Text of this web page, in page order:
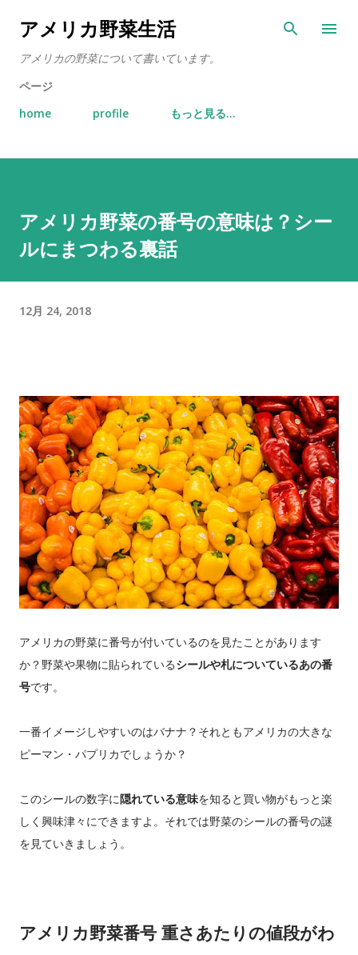
スキップしてメイン コンテンツに移動
アメリカ野菜生活
アメリカの野菜について書いています。
ページ
home
profile もっと見る…
アメリカ野菜の番号の意味は？シー
ルにまつわる裏話
12月 24, 2018
アメリカの野菜に番号が付いているのを見たことがあります
か？野菜や果物に貼られているシールや札についているあの番
号です。
一番イメージしやすいのはバナナ？それともアメリカの大きな
ピーマン・パプリカでしょうか？
このシールの数字に隠れている意味を知ると買い物がもっと楽
しく興味津々にできますよ。それでは野菜のシールの番号の謎
を見ていきましょう。
アメリカ野菜番号 重さあたりの値段がわ